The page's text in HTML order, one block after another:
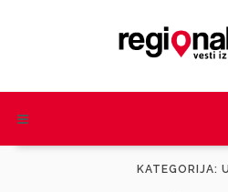
KATEGORIJA: